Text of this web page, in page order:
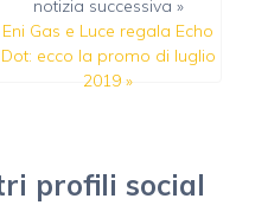
notizia successiva »
Eni Gas e Luce regala Echo
Dot: ecco la promo di luglio
2019 »
profili social